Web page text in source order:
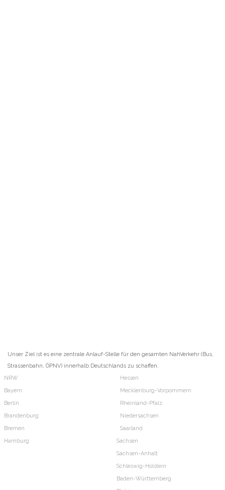
Unser Ziel ist es eine zentrale Anlauf-Stelle für den gesamten NahVerkehr (Bus,
Strassenbahn, ÖPNV) innerhalb Deutschlands zu schaffen.
NRW
Bayern
Berlin
Brandenburg
Bremen
Hamburg
Hessen
Mecklenburg-Vorpommern
Rheinland-Pfalz
Niedersachsen
Saarland
Sachsen
Sachsen-Anhalt
Schleswig-Holstein
Baden-Württemberg